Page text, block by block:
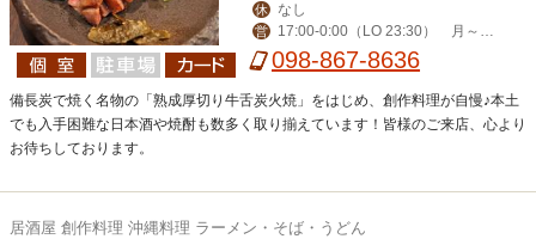
休 なし
営
17:00-0:00（LO 23:30） 月～木
ランチ（弁当有）11:30-13:00
098-867-8636
備長炭で焼く名物の「熟成厚切り牛舌炭火焼」をはじめ、創作料理が自慢♪本土
でも入手困難な日本酒や焼酎も数多く取り揃えています！皆様のご来店、心より
お待ちしております。
居酒屋 創作料理 沖縄料理 ラーメン・そば・うどん